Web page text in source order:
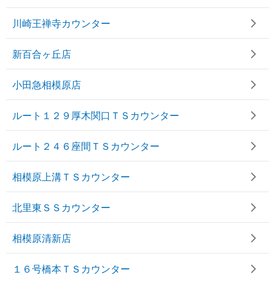
川崎王禅寺カウンター
新百合ヶ丘店
小田急相模原店
ルート１２９厚木関口ＴＳカウンター
ルート２４６座間ＴＳカウンター
相模原上溝ＴＳカウンター
北里東ＳＳカウンター
相模原清新店
１６号橋本ＴＳカウンター